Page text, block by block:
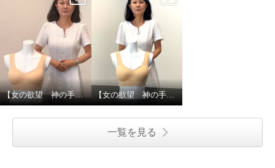
【女の欲望 神の手ブラ】人気のひみつ 【女の欲望 神の手ブラ】サイズ選びのポイント
一覧を見る